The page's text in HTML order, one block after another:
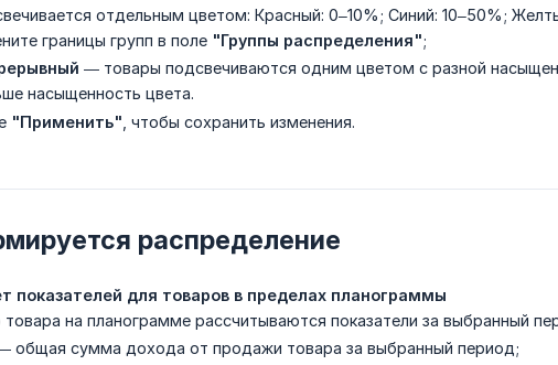
отдельным цветом: Красный: 0–10%; Синий: 10–50%;
границы групп в поле "Группы распределения";
— товары подсвечиваются одним цветом с разной
насыщенность цвета.
"Применить" , чтобы сохранить изменения.
распределение
показателей для товаров в пределах планограммы
на планограмме рассчитываются показатели за выбранный
общая сумма дохода от продажи товара за выбранный период;